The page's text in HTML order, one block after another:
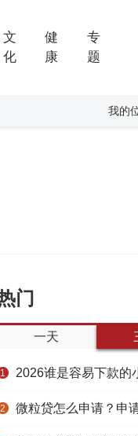
文
化
健
康
专
题
我的
门
一天
1 2026谁是容易下款的小额贷
2 微粒贷怎么申请？申请